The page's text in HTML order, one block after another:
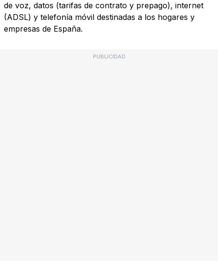
de voz, datos (tarifas de contrato y prepago), internet
(ADSL) y telefonía móvil destinadas a los hogares y
empresas de España.
PUBLICIDAD